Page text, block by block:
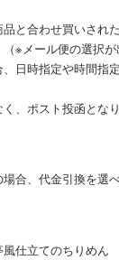
品と合わせ買いされ
※メール便の選択が
、日時指定や時間指
、ポスト投函となり
合、代金引換を選
仕立てのちりめん